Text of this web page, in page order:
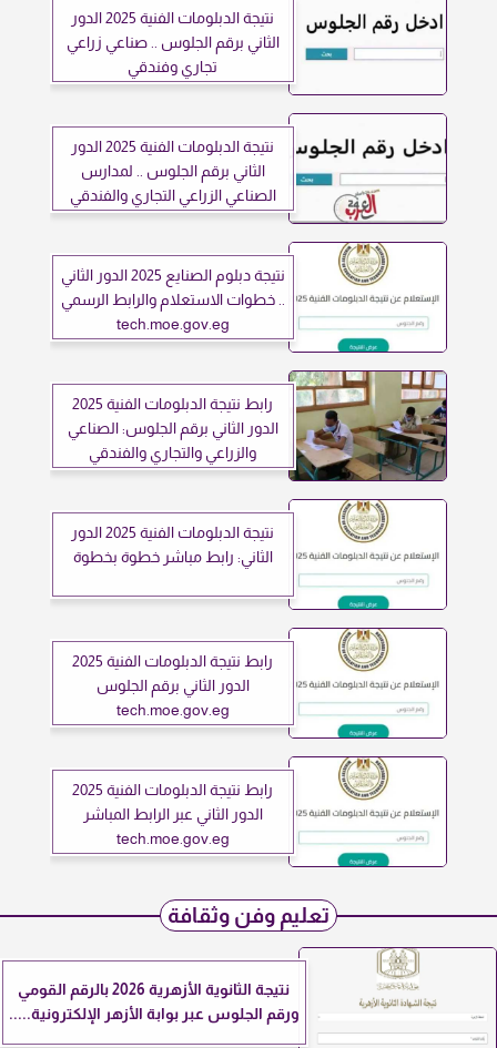
نتيجة الدبلومات الفنية 2025 الدور
الثاني برقم الجلوس .. صناعي زراعي
تجاري وفندقي
نتيجة الدبلومات الفنية 2025 الدور
الثاني برقم الجلوس .. لمدارس
الصناعي الزراعي التجاري والفندقي
نتيجة دبلوم الصنايع 2025 الدور الثاني
.. خطوات الاستعلام والرابط الرسمي
tech.moe.gov.eg
رابط نتيجة الدبلومات الفنية 2025
الدور الثاني برقم الجلوس: الصناعي
والزراعي والتجاري والفندقي
نتيجة الدبلومات الفنية 2025 الدور
الثاني: رابط مباشر خطوة بخطوة
رابط نتيجة الدبلومات الفنية 2025
الدور الثاني برقم الجلوس
tech.moe.gov.eg
رابط نتيجة الدبلومات الفنية 2025
الدور الثاني عبر الرابط المباشر
tech.moe.gov.eg
تعليم وفن وثقافة
نتيجة الثانوية الأزهرية 2026 بالرقم القومي
ورقم الجلوس عبر بوابة الأزهر الإلكترونية.....